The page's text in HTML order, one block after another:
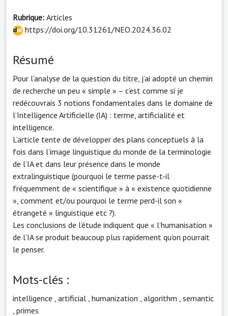
Rubrique: Articles
https://doi.org/10.31261/NEO.2024.36.02
Résumé
Pour l’analyse de la question du titre, j’ai adopté un chemin
de recherche un peu « simple » – c’est comme si je
redécouvrais 3 notions fondamentales dans le domaine de
l’Intelligence Artificielle (IA) : terme, artificialité et
intelligence.
L’article tente de développer des plans conceptuels à la
fois dans l’image linguistique du monde de la terminologie
de l’IA et dans leur présence dans le monde
extralinguistique (pourquoi le terme passe-t-il
fréquemment de « scientifique » à « existence quotidienne
», comment et/ou pourquoi le terme perd-il son «
étrangeté » linguistique etc ?).
Les conclusions de l’étude indiquent que « l’humanisation »
de l’IA se produit beaucoup plus rapidement qu’on pourrait
le penser.
Mots-clés :
intelligence artificial humanization algorithm semantic
primes